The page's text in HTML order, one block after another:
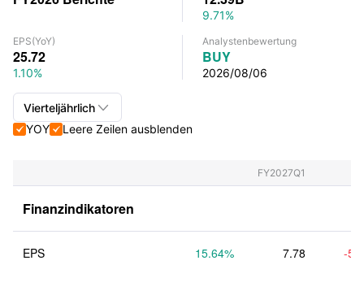
9.71%
EPS(YoY)
25.72
1.10%
Analystenbewertung
BUY
2026/08/06
Vierteljährlich 
YOYLeere Zeilen ausblenden
FY2027Q1
Finanzindikatoren
EPS 15.64% 7.78 -